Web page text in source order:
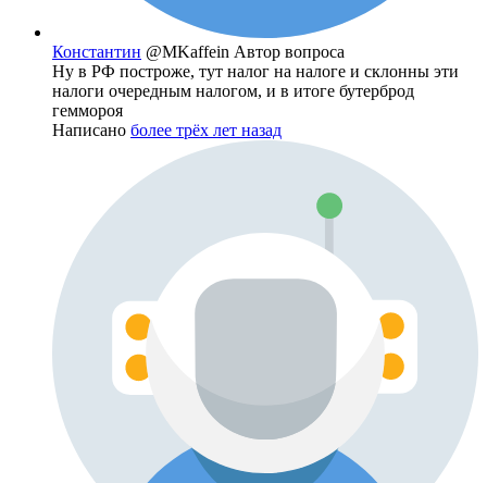
Константин @MKaffein Автор вопроса
Ну в РФ построже, тут налог на налоге и склонны эти
налоги очередным налогом, и в итоге бутерброд
геммороя
Написано более трёх лет назад